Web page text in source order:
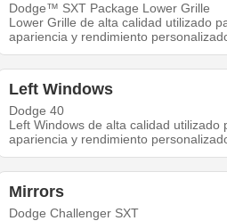
Dodge™ SXT Package Lower Grille
Lower Grille de alta calidad utilizado
apariencia y rendimiento
Left Windows
Dodge 40
Left Windows de alta calidad utilizado
apariencia y rendimiento
Mirrors
Dodge Challenger SXT